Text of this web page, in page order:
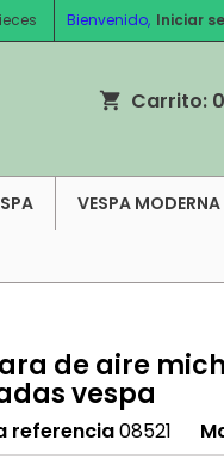
Bienvenido, Iniciar
shopping_cart Carrito: 0
VESPA MODERNA
de aire
vespa
referencia08521